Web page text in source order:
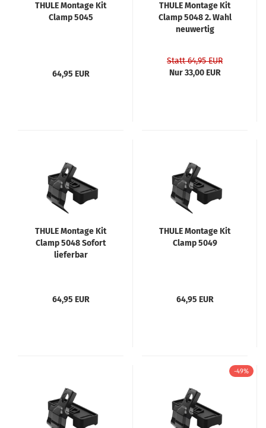
THULE Montage Kit
Clamp 5045
64,95 EUR
THULE Montage Kit
Clamp 5048 2. Wahl
neuwertig
Statt 64,95 EUR
Nur 33,00 EUR
THULE Montage Kit
Clamp 5048 Sofort
lieferbar
64,95 EUR
THULE Montage Kit
Clamp 5049
64,95 EUR
-49%